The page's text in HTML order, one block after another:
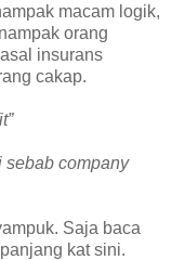
macam logik,
orang
insurans
cakap.
sebab company
Saja baca
kat sini.